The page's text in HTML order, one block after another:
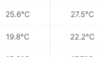
25.6°C
19.8°C
27.5°C
22.2°C